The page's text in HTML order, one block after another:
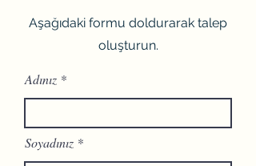
Aşağıdaki formu doldurarak talep
oluşturun.
Adınız
Soyadınız